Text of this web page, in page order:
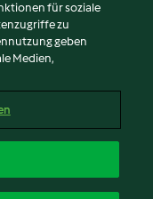
für soziale
zu
geben
Medien,